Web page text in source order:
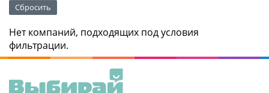
Сбросить
Нет компаний, подходящих под условия
фильтрации.